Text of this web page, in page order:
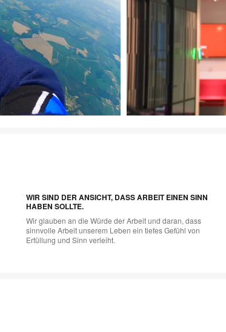
WIR SIND DER ANSICHT, DASS ARBEIT EINEN SINN
HABEN SOLLTE.
Wir glauben an die Würde der Arbeit und daran, dass
sinnvolle Arbeit unserem Leben ein tiefes Gefühl von
Erfüllung und Sinn verleiht.